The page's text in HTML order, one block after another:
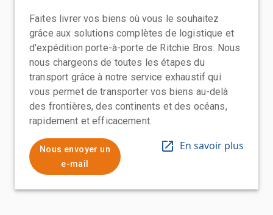
Faites livrer vos biens où vous le souhaitez
grâce aux solutions complètes de logistique et
d'expédition porte-à-porte de Ritchie Bros. Nous
nous chargeons de toutes les étapes du
transport grâce à notre service exhaustif qui
vous permet de transporter vos biens au-delà
des frontières, des continents et des océans,
rapidement et efficacement.
Nous envoyer un
e-mail
En savoir plus